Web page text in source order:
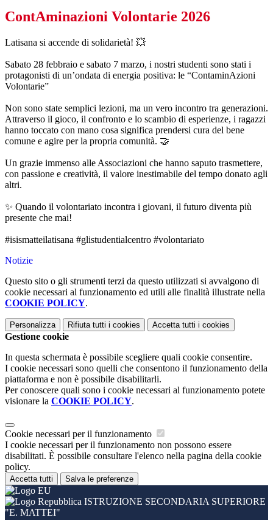
ContAminazioni Volontarie 2026
Latisana si accende di solidarietà! 💥
Sabato 28 febbraio e sabato 7 marzo, i nostri studenti sono stati i
protagonisti di un’ondata di energia positiva: le “ContaminAzioni
Volontarie”
Non sono state semplici lezioni, ma un vero incontro tra generazioni.
Attraverso il gioco, il confronto e lo scambio di esperienze, i ragazzi
hanno toccato con mano cosa significa prendersi cura del bene
comune e agire per la propria comunità. 🤝
Un grazie immenso alle Associazioni che hanno saputo trasmettere,
con passione e creatività, il valore inestimabile del tempo donato agli
altri.
✨ Quando il volontariato incontra i giovani, il futuro diventa più
presente che mai!
#isismatteilatisana #glistudentialcentro #volontariato
Notizie
Questo sito o gli strumenti terzi da questo utilizzati si avvalgono di
cookie necessari al funzionamento ed utili alle finalità illustrate nella
COOKIE POLICY.
Personalizza Rifiuta tutti i cookies Accetta tutti i cookies
Gestione cookie
In questa schermata è possibile scegliere quali cookie consentire.
I cookie necessari sono quelli che consentono il funzionamento della
piattaforma e non è possibile disabilitarli.
Per conoscere quali sono i cookie necessari al funzionamento potete
visionare la COOKIE POLICY.
Cookie necessari per il funzionamento
I cookie necessari per il funzionamento non possono essere
disabilitati. È possibile consultare l'elenco nella pagina della cookie
policy.
Accetta tutti Salva le preferenze
ISTRUZIONE SECONDARIA SUPERIORE
"E. MATTEI"